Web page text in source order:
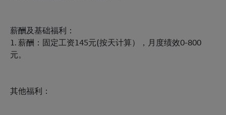
薪酬及基础福利：
1. 薪酬：固定工资145元(按天计算），月度绩效0-800
元。
其他福利：